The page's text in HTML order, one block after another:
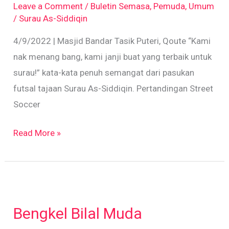
Leave a Comment / Buletin Semasa, Pemuda, Umum
/ Surau As-Siddiqin
4/9/2022 | Masjid Bandar Tasik Puteri, Qoute “Kami
nak menang bang, kami janji buat yang terbaik untuk
surau!” kata-kata penuh semangat dari pasukan
futsal tajaan Surau As-Siddiqin. Pertandingan Street
Soccer
MBTP
Read More »
Bengkel Bilal Muda
Muda